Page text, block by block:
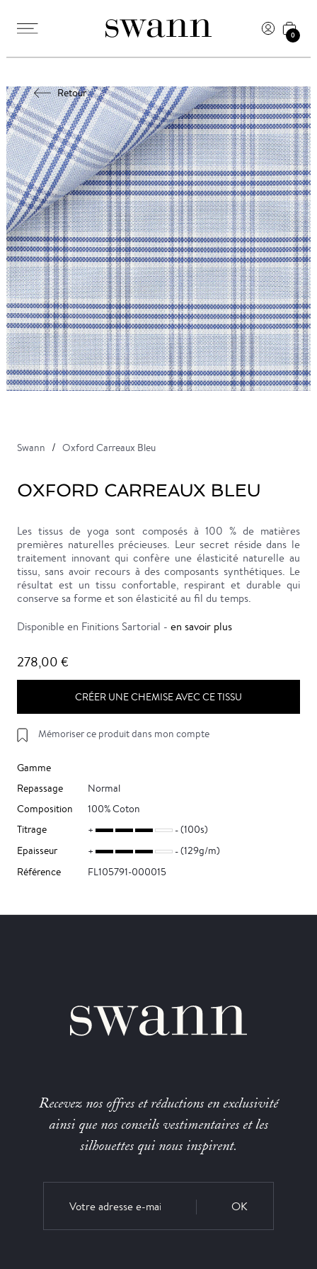
0
Retour
Swann Oxford Carreaux Bleu
OXFORD CARREAUX BLEU
Les tissus de yoga sont composés à 100 % de matières
premières naturelles précieuses. Leur secret réside dans le
traitement innovant qui confère une élasticité naturelle au
tissu, sans avoir recours à des composants synthétiques. Le
résultat est un tissu confortable, respirant et durable qui
conserve sa forme et son élasticité au fil du temps.
Disponible en Finitions Sartorial - en savoir plus
278,00 €
CRÉER UNE CHEMISE AVEC CE TISSU
Mémoriser ce produit dans mon compte
Gamme
Repassage
Normal
Composition
100% Coton
Titrage
(100s)
Epaisseur
(129g/m)
Référence
FL105791-000015
Recevez nos offres et réductions en exclusivité
ainsi que nos conseils vestimentaires et les
silhouettes qui nous inspirent.
OK